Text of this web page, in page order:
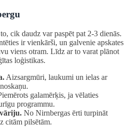
cik daudz var paspēt pat 2-3 dienās.
ir vienkārši, un galvenie apskates
viens otram. Līdz ar to varat plānot
loģistikas.
Aizsargmūri, laukumi un ielas ar
galamērķis, ja vēlaties
programmu.
No Nirnbergas ērti turpināt
citām pilsētām.